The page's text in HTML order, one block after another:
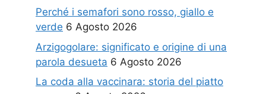
Perché i semafori sono rosso, giallo e
verde 6 Agosto 2026
Arzigogolare: significato e origine di una
parola desueta 6 Agosto 2026
La coda alla vaccinara: storia del piatto